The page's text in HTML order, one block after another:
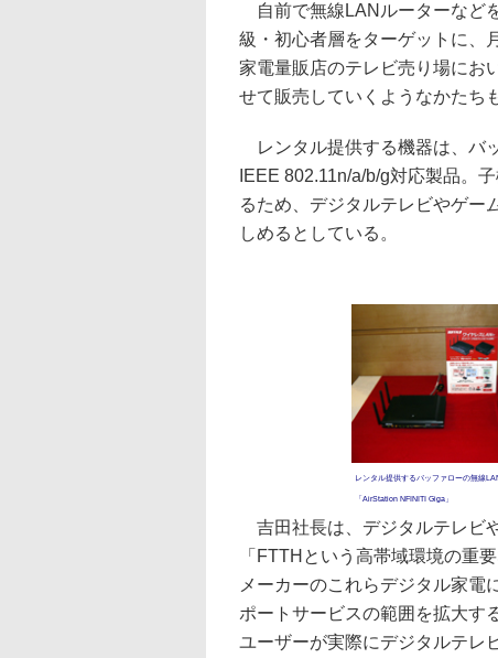
自前で無線LANルーターなど
級・初心者層をターゲットに、
家電量販店のテレビ売り場にお
せて販売していくようなかたち
レンタル提供する機器は、バ
IEEE 802.11n/a/b/g対応製品。
るため、デジタルテレビやゲー
しめるとしている。
レンタル提供するバッファローの無線
「AirStation NFINITI Giga」
吉田社長は、デジタルテレビ
「FTTHという高帯域環境の重
メーカーのこれらデジタル家電
ポートサービスの範囲を拡大す
ユーザーが実際にデジタルテレ